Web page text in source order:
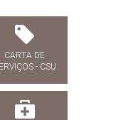
CARTA DE
- CSU